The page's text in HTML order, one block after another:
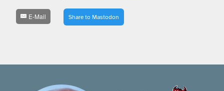
E-Mail Share to Mastodon